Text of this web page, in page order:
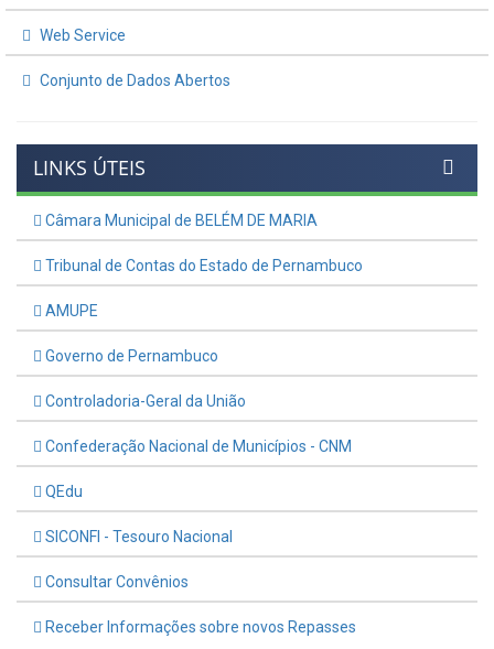
Web Service
Conjunto de Dados Abertos
LINKS ÚTEIS
Câmara Municipal de BELÉM DE MARIA
Tribunal de Contas do Estado de Pernambuco
AMUPE
Governo de Pernambuco
Controladoria-Geral da União
Confederação Nacional de Municípios - CNM
QEdu
SICONFI - Tesouro Nacional
Consultar Convênios
Receber Informações sobre novos Repasses